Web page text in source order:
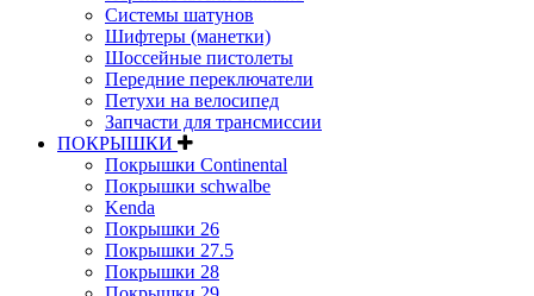
Системы шатунов
Шифтеры (манетки)
Шоссейные пистолеты
Передние переключатели
Петухи на велосипед
Запчасти для трансмиссии
ПОКРЫШКИ
Покрышки Continental
Покрышки schwalbe
Kenda
Покрышки 26
Покрышки 27.5
Покрышки 28